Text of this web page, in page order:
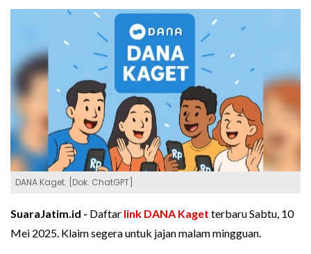
DANA Kaget. [Dok. ChatGPT]
SuaraJatim.id - Daftar link DANA Kaget terbaru Sabtu, 10
Mei 2025. Klaim segera untuk jajan malam mingguan.